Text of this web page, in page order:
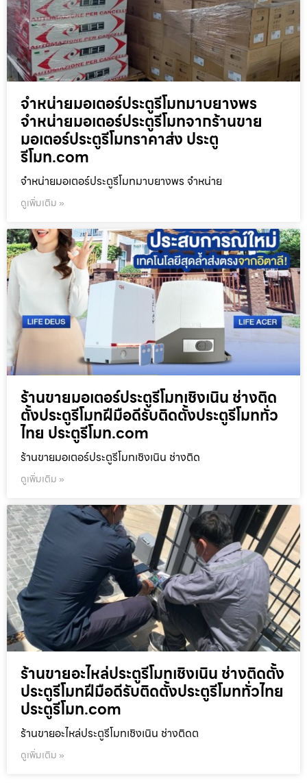
จำหน่ายมอเตอร์ประตูรีโมทมาบยางพร
จำหน่ายมอเตอร์ประตูรีโมทจากร้านขาย
มอเตอร์ประตูรีโมทราคาส่ง ประตู
รีโมท.com
จำหน่ายมอเตอร์ประตูรีโมทมาบยางพร จำหน่าย
ดูเพิ่มเติม »
ร้านขายมอเตอร์ประตูรีโมทเชิงเนิน ช่างติด
ตั้งประตูรีโมทฝีมือดีรับติดตั้งประตูรีโมททั่ว
ไทย ประตูรีโมท.com
ร้านขายมอเตอร์ประตูรีโมทเชิงเนิน ช่างติด
ดูเพิ่มเติม »
ร้านขายอะไหล่ประตูรีโมทเชิงเนิน ช่างติดตั้ง
ประตูรีโมทฝีมือดีรับติดตั้งประตูรีโมททั่วไทย
ประตูรีโมท.com
ร้านขายอะไหล่ประตูรีโมทเชิงเนิน ช่างติดต
ดูเพิ่มเติม »